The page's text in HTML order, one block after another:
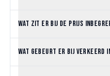
Wat zit er bij de prijs
Wat gebeurt er bij verkeerd